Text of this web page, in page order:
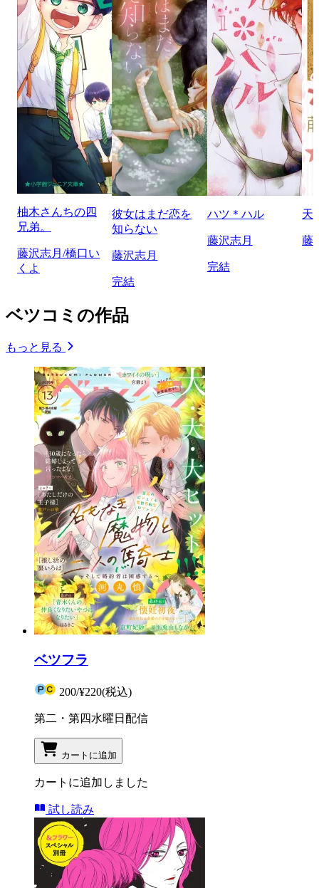
柚木さんちの四
兄弟。
藤沢志月/橋口い
くよ
彼女はまだ恋を
知らない
藤沢志月
完結
ハツ＊ハル
藤沢志月
完結
天
藤
ベツコミの作品
もっと見る
ベツフラ
200/¥220(税込)
第二・第四水曜日配信
カートに追加
カートに追加しました
試し読み